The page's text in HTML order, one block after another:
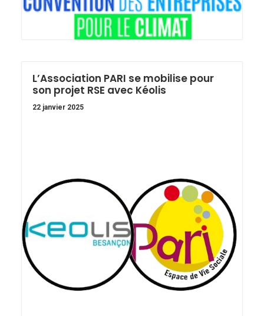
L’Association PARI se mobilise pour
son projet RSE avec Kéolis
22 janvier 2025